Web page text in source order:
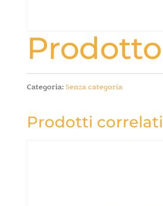
Prodotto
Categoria:Senza categoria
Prodotti correlati